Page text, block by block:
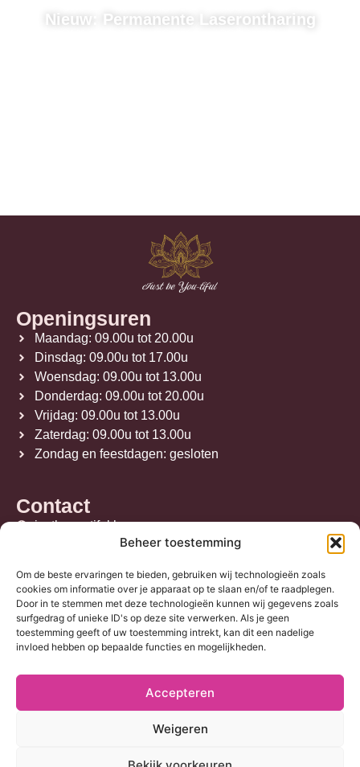
Beheer toestemming
Om de beste ervaringen te bieden, gebruiken wij technologieën zoals
cookies om informatie over je apparaat op te slaan en/of te raadplegen.
Door in te stemmen met deze technologieën kunnen wij gegevens zoals
surfgedrag of unieke ID's op deze site verwerken. Als je geen
toestemming geeft of uw toestemming intrekt, kan dit een nadelige
invloed hebben op bepaalde functies en mogelijkheden.
Accepteren
Weigeren
Nieuw: Permanente Laserontharing
Openingsuren
Maandag: 09.00u tot 20.00u
Dinsdag: 09.00u tot 17.00u
Woensdag: 09.00u tot 13.00u
Donderdag: 09.00u tot 20.00u
Vrijdag: 09.00u tot 13.00u
Zaterdag: 09.00u tot 13.00u
Zondag en feestdagen: gesloten
Contact
justbeyoutiful.be
Walemstraat 161, 2860 Sint-Katelijne-Waver
+32 469 42 45 29
BE 0885.875.264
Algemene voorwaarden
Behandelingen
Gelaatsverzorgingen Mechelen